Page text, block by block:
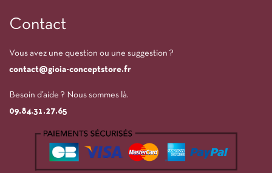
Contact
Vous avez une question ou une suggestion ?
contact@gioia-conceptstore.fr
Besoin d’aide ? Nous sommes là.
09.84.31.27.65